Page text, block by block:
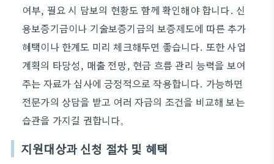
여부, 필요 시 담보의 현황도 함께 확인해야 합니다. 신
용보증기금이나 기술보증기금의 보증제도에 따른 추가
혜택이나 한계도 미리 체크해두면 좋습니다. 또한 사업
계획의 타당성, 매출 전망, 현금 흐름 관리 능력을 보여
주는 자료가 심사에 긍정적으로 작용합니다. 가능하면
전문가의 상담을 받고 여러 자금의 조건을 비교해 보는
습관을 가지길 권합니다。
지원대상과 신청 절차 및 혜택